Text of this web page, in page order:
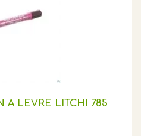
A LEVRE LITCHI 785